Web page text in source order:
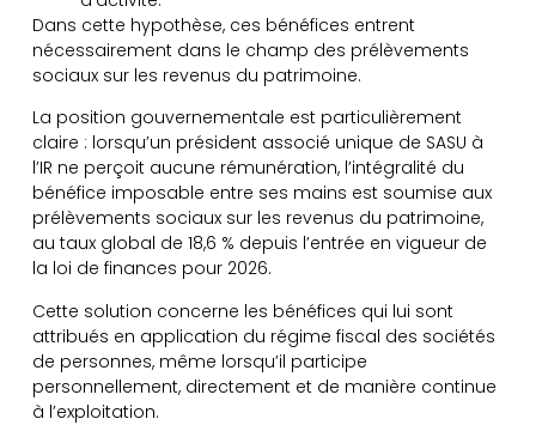
Dans cette hypothèse, ces bénéfices entrent
nécessairement dans le champ des prélèvements
sociaux sur les revenus du patrimoine.
La position gouvernementale est particulièrement
claire : lorsqu’un président associé unique de SASU à
l’IR ne perçoit aucune rémunération, l’intégralité du
bénéfice imposable entre ses mains est soumise aux
prélèvements sociaux sur les revenus du patrimoine,
au taux global de 18,6 % depuis l’entrée en vigueur de
la loi de finances pour 2026.
Cette solution concerne les bénéfices qui lui sont
attribués en application du régime fiscal des sociétés
de personnes, même lorsqu’il participe
personnellement, directement et de manière continue
à l’exploitation.